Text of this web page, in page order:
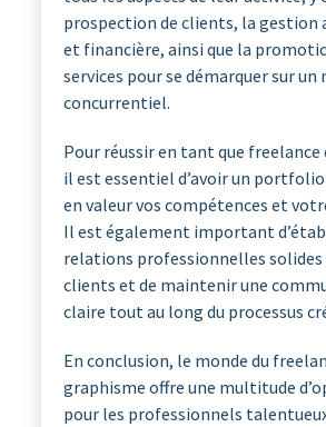
prospection de clients, la gestion
et financière, ainsi que la
services pour se démarquer sur un
concurrentiel.
Pour réussir en tant que freelance
il est essentiel d’avoir un
en valeur vos compétences et
Il est également important
relations professionnelles solides
clients et de maintenir une
claire tout au long du processus
En conclusion, le monde du
graphisme offre une multitude
pour les professionnels